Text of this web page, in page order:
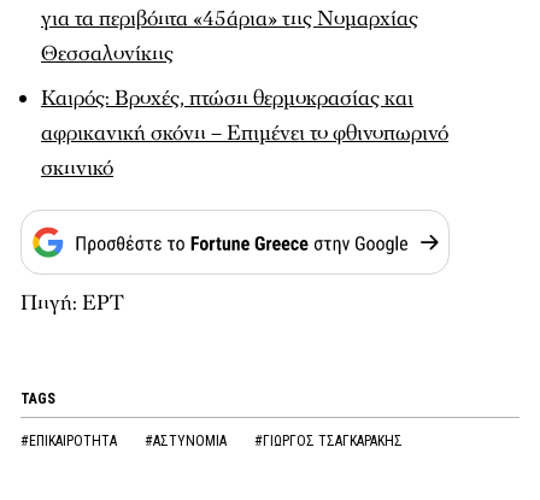
για τα περιβόητα «45άρια» της Νομαρχίας
Θεσσαλονίκης
Καιρός: Βροχές, πτώση θερμοκρασίας και
αφρικανική σκόνη – Επιμένει το φθινοπωρινό
σκηνικό
Πηγή: ΕΡΤ
TAGS
#ΕΠΙΚΑΙΡΟΤΗΤΑ #ΑΣΤΥΝΟΜΙΑ #ΓΙΩΡΓΟΣ ΤΣΑΓΚΑΡΑΚΗΣ